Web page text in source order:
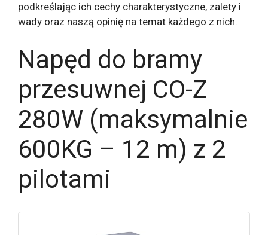
podkreślając ich cechy charakterystyczne, zalety i
wady oraz naszą opinię na temat każdego z nich.
Napęd do bramy
przesuwnej CO-Z
280W (maksymalnie
600KG – 12 m) z 2
pilotami